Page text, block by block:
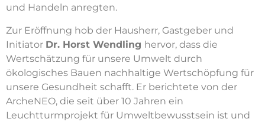
und Handeln anregten.
Zur Eröffnung hob der Hausherr, Gastgeber und
Initiator Dr. Horst Wendling hervor, dass die
Wertschätzung für unsere Umwelt durch
ökologisches Bauen nachhaltige Wertschöpfung für
unsere Gesundheit schafft. Er berichtete von der
ArcheNEO, die seit über 10 Jahren ein
Leuchtturmprojekt für Umweltbewusstsein ist und